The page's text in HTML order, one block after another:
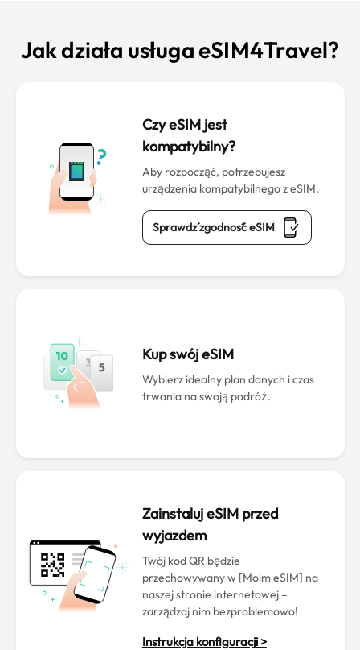
Jak działa usługa eSIM4Travel?
Czy eSIM jest
kompatybilny?
Aby rozpocząć, potrzebujesz
urządzenia kompatybilnego z eSIM.
Sprawdź zgodność eSIM
Kup swój eSIM
Wybierz idealny plan danych i czas
trwania na swoją podróż.
Zainstaluj eSIM przed
wyjazdem
Twój kod QR będzie
przechowywany w [Moim eSIM] na
naszej stronie internetowej –
zarządzaj nim bezproblemowo!
Instrukcja konfiguracji >